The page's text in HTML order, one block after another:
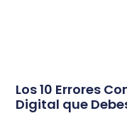
Los 10 Errores
Digital que